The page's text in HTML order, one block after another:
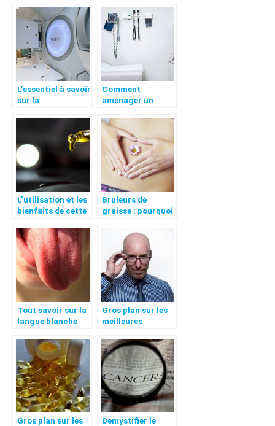
quoi et en quoi il
consiste ?
L’essentiel à savoir
sur la
Comment
amenager un
L’utilisation et les
bienfaits de cette
efficace
Bruleurs de
graisse : pourquoi
Tout savoir sur la
langue blanche
Gros plan sur les
meilleures
lutter contre la
calvitie
Gros plan sur les
Demystifier le